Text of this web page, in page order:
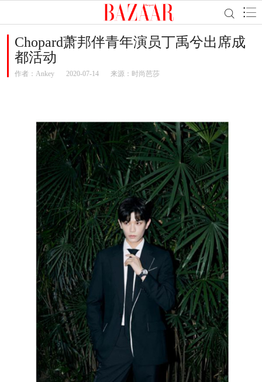
Chopard萧邦伴青年演员丁禹兮出席成
都活动
作者： Ankey 2020-07-14 来源：时尚芭莎